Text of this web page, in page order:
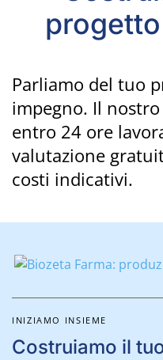
Parliamo del tuo
impegno. Il
entro 24 ore
valutazione
costi indicativi.
INIZIAMO INSIEME
Costruiamo il